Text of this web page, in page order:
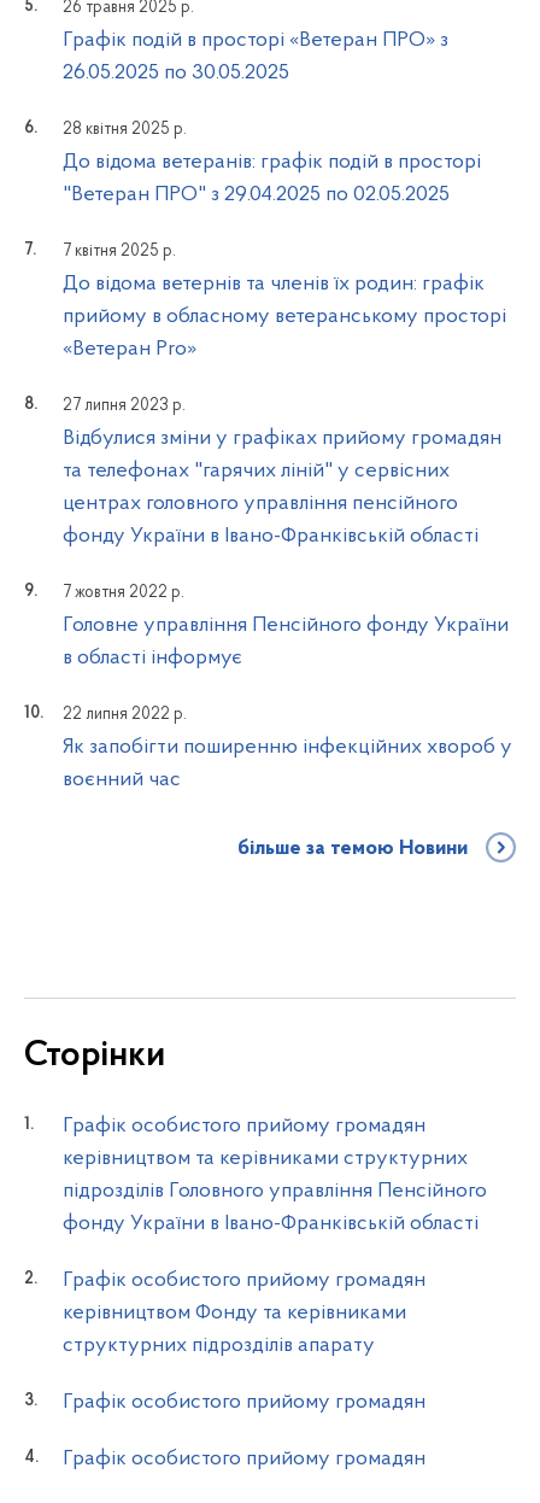
26 травня 2025 р.
Графік подій в просторі «Ветеран ПРО» з
26.05.2025 по 30.05.2025
28 квітня 2025 р.
До відома ветеранів: графік подій в просторі
"Ветеран ПРО" з 29.04.2025 по 02.05.2025
7 квітня 2025 р.
До відома ветернів та членів їх родин: графік
прийому в обласному ветеранському просторі
«Ветеран Pro»
27 липня 2023 р.
Відбулися зміни у графіках прийому громадян
та телефонах "гарячих ліній" у сервісних
центрах головного управління пенсійного
фонду України в Івано-Франківській області
7 жовтня 2022 р.
Головне управління Пенсійного фонду України
в області інформує
22 липня 2022 р.
Як запобігти поширенню інфекційних хвороб у
воєнний час
більше за темою Новини
Сторінки
Графік особистого прийому громадян
керівництвом та керівниками структурних
підрозділів Головного управління Пенсійного
фонду України в Івано-Франківській області
Графік особистого прийому громадян
керівництвом Фонду та керівниками
структурних підрозділів апарату
Графік особистого прийому громадян
Графік особистого прийому громадян